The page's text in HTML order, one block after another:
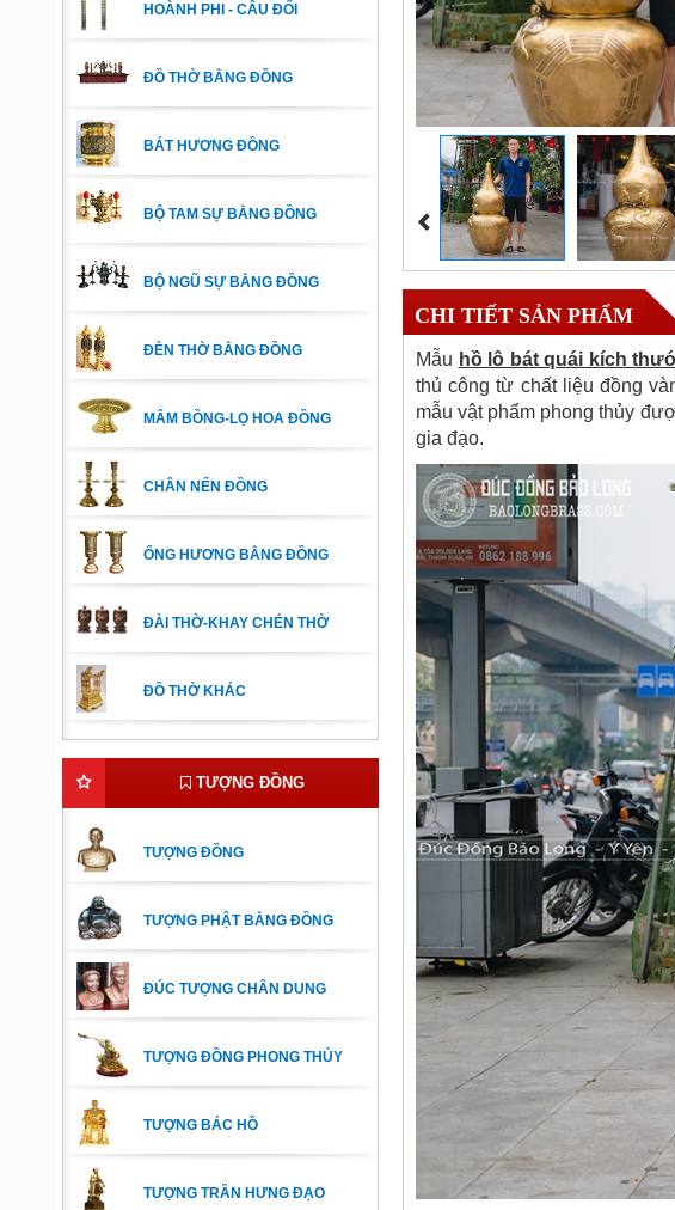
HOÀNH PHI - CÂU ĐỐI
ĐỒ THỜ BẰNG ĐỒNG
BÁT HƯƠNG ĐỒNG
BỘ TAM SỰ BẰNG ĐỒNG
BỘ NGŨ SỰ BẰNG ĐỒNG
ĐÈN THỜ BẰNG ĐỒNG
MÂM BỒNG-LỌ HOA ĐỒNG
CHÂN NẾN ĐỒNG
ỐNG HƯƠNG BẰNG ĐỒNG
ĐÀI THỜ-KHAY CHÉN THỜ
ĐỒ THỜ KHÁC
TƯỢNG ĐỒNG
TƯỢNG ĐỒNG
TƯỢNG PHẬT BẰNG ĐỒNG
ĐÚC TƯỢNG CHÂN DUNG
TƯỢNG ĐỒNG PHONG THỦY
TƯỢNG BÁC HỒ
TƯỢNG TRẦN HƯNG ĐẠO
CHI TIẾT SẢN PHẨM
Mẫu hồ lô bát quái kích
thủ công từ chất liệu đồng
mẫu vật phẩm phong thủy
gia đạo.